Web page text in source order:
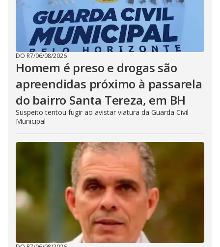
DO R7/06/08/2026
Homem é preso e drogas são
apreendidas próximo à passarela
do bairro Santa Tereza, em BH
Suspeito tentou fugir ao avistar viatura da Guarda Civil
Municipal